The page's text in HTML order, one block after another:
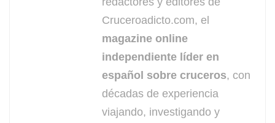
Cruceroadicto.com, el
magazine online
independiente líder en
español sobre cruceros, con
décadas de experiencia
viajando, investigando y